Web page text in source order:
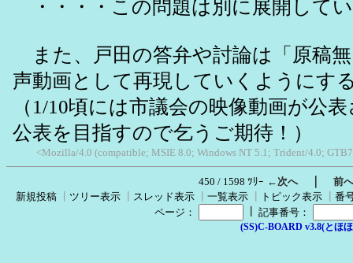
・・・・この問題は別に展開して
また、戸田の答弁や討論は「原稿
声動画として再現していくようにす
（1/10頃には市議会の映像動画が公
公表を目指すので乞うご期待！）
<Mozilla/4.0 (compatible; MSIE 8.0; Windows NT 5.1; Trident/4.0;
450 / 1598 ﾂﾘｰ ←次へ｜ 前
新規投稿
ツリー表示 スレッド表示 一覧表示 トピック表示
番
ページ：
記事番号：
(SS)C-BOARD v3.8(とほ